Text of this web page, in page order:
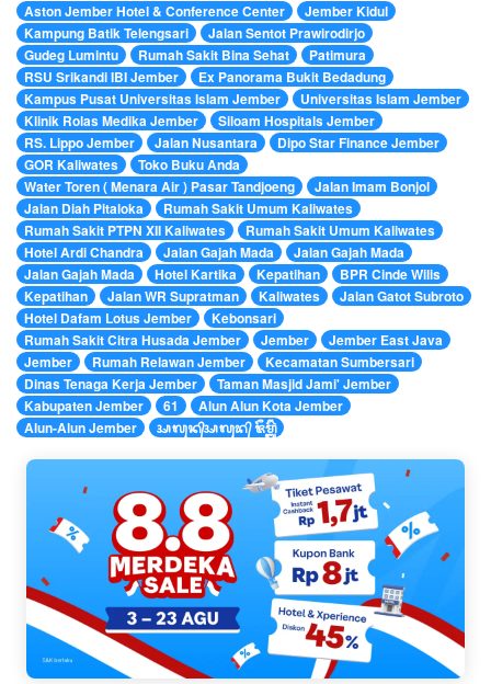
Aston Jember Hotel & Conference Center
Jember Kidul
Kampung Batik Telengsari
Jalan Sentot Prawirodirjo
Gudeg Lumintu
Rumah Sakit Bina Sehat
Patimura
RSU Srikandi IBI Jember
Ex Panorama Bukit Bedadung
Kampus Pusat Universitas Islam Jember
Universitas Islam Jember
Klinik Rolas Medika Jember
Siloam Hospitals Jember
RS. Lippo Jember
Jalan Nusantara
Dipo Star Finance Jember
GOR Kaliwates
Toko Buku Anda
Water Toren ( Menara Air ) Pasar Tandjoeng
Jalan Imam Bonjol
Jalan Diah Pitaloka
Rumah Sakit Umum Kaliwates
Rumah Sakit PTPN XII Kaliwates
Rumah Sakit Umum Kaliwates
Hotel Ardi Chandra
Jalan Gajah Mada
Jalan Gajah Mada
Jalan Gajah Mada
Hotel Kartika Kepatihan
BPR Cinde Wilis
Kepatihan
Jalan WR Supratman Kaliwates
Jalan Gatot Subroto
Hotel Dafam Lotus Jember
Kebonsari
Rumah Sakit Citra Husada Jember
Jember
Jember East Java
Jember
Rumah Relawan Jember
Kecamatan Sumbersari
Dinas Tenaga Kerja Jember
Taman Masjid Jami' Jember
Kabupaten Jember
61
Alun Alun Kota Jember
Alun-Alun Jember
ᬅᬮᬸᬦ᭄ᬅᬮᬸᬤ᭄ ᬚᭂᬫ᭄ᬩᭂᬃ